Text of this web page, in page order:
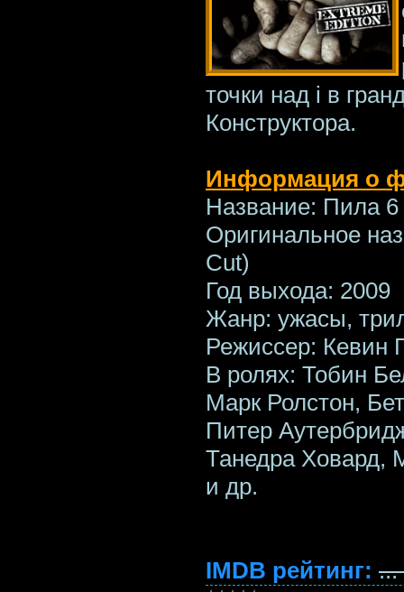
точки над i в
Конструктора.
Информация о
Название: Пила 6
Оригинальное
Cut)
Год выхода: 2009
Жанр: ужасы,
Режиссер: Кевин
В ролях: Тобин
Марк Ролстон,
Питер
Танедра Ховард,
и др.
IMDB рейтинг: ...